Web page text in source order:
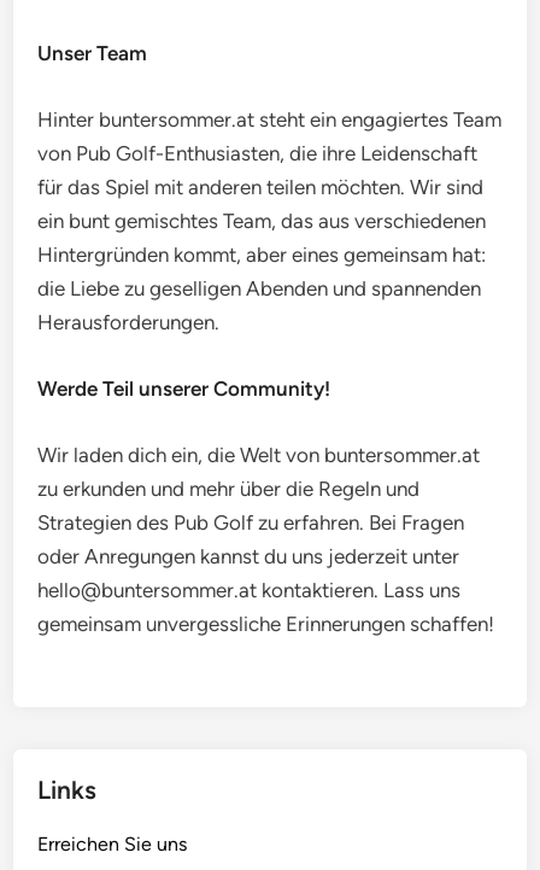
Unser Team
Hinter buntersommer.at steht ein engagiertes Team
von Pub Golf-Enthusiasten, die ihre Leidenschaft
für das Spiel mit anderen teilen möchten. Wir sind
ein bunt gemischtes Team, das aus verschiedenen
Hintergründen kommt, aber eines gemeinsam hat:
die Liebe zu geselligen Abenden und spannenden
Herausforderungen.
Werde Teil unserer Community!
Wir laden dich ein, die Welt von buntersommer.at
zu erkunden und mehr über die Regeln und
Strategien des Pub Golf zu erfahren. Bei Fragen
oder Anregungen kannst du uns jederzeit unter
hello@buntersommer.at kontaktieren. Lass uns
gemeinsam unvergessliche Erinnerungen schaffen!
Links
Erreichen Sie uns